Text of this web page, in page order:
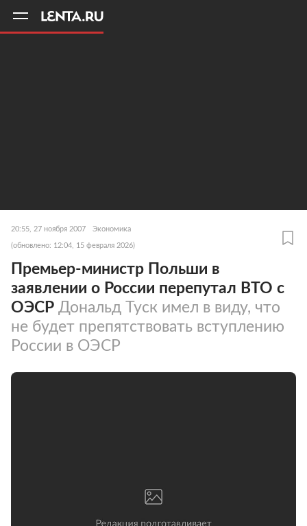
20:55, 27 ноября 2007 Экономика
(обновлено: 12:04, 15 февраля 2026)
Премьер-министр Польши в
заявлении о России перепутал ВТО с
ОЭСР Дональд Туск имел в виду, что
не будет препятствовать вступлению
России в ОЭСР